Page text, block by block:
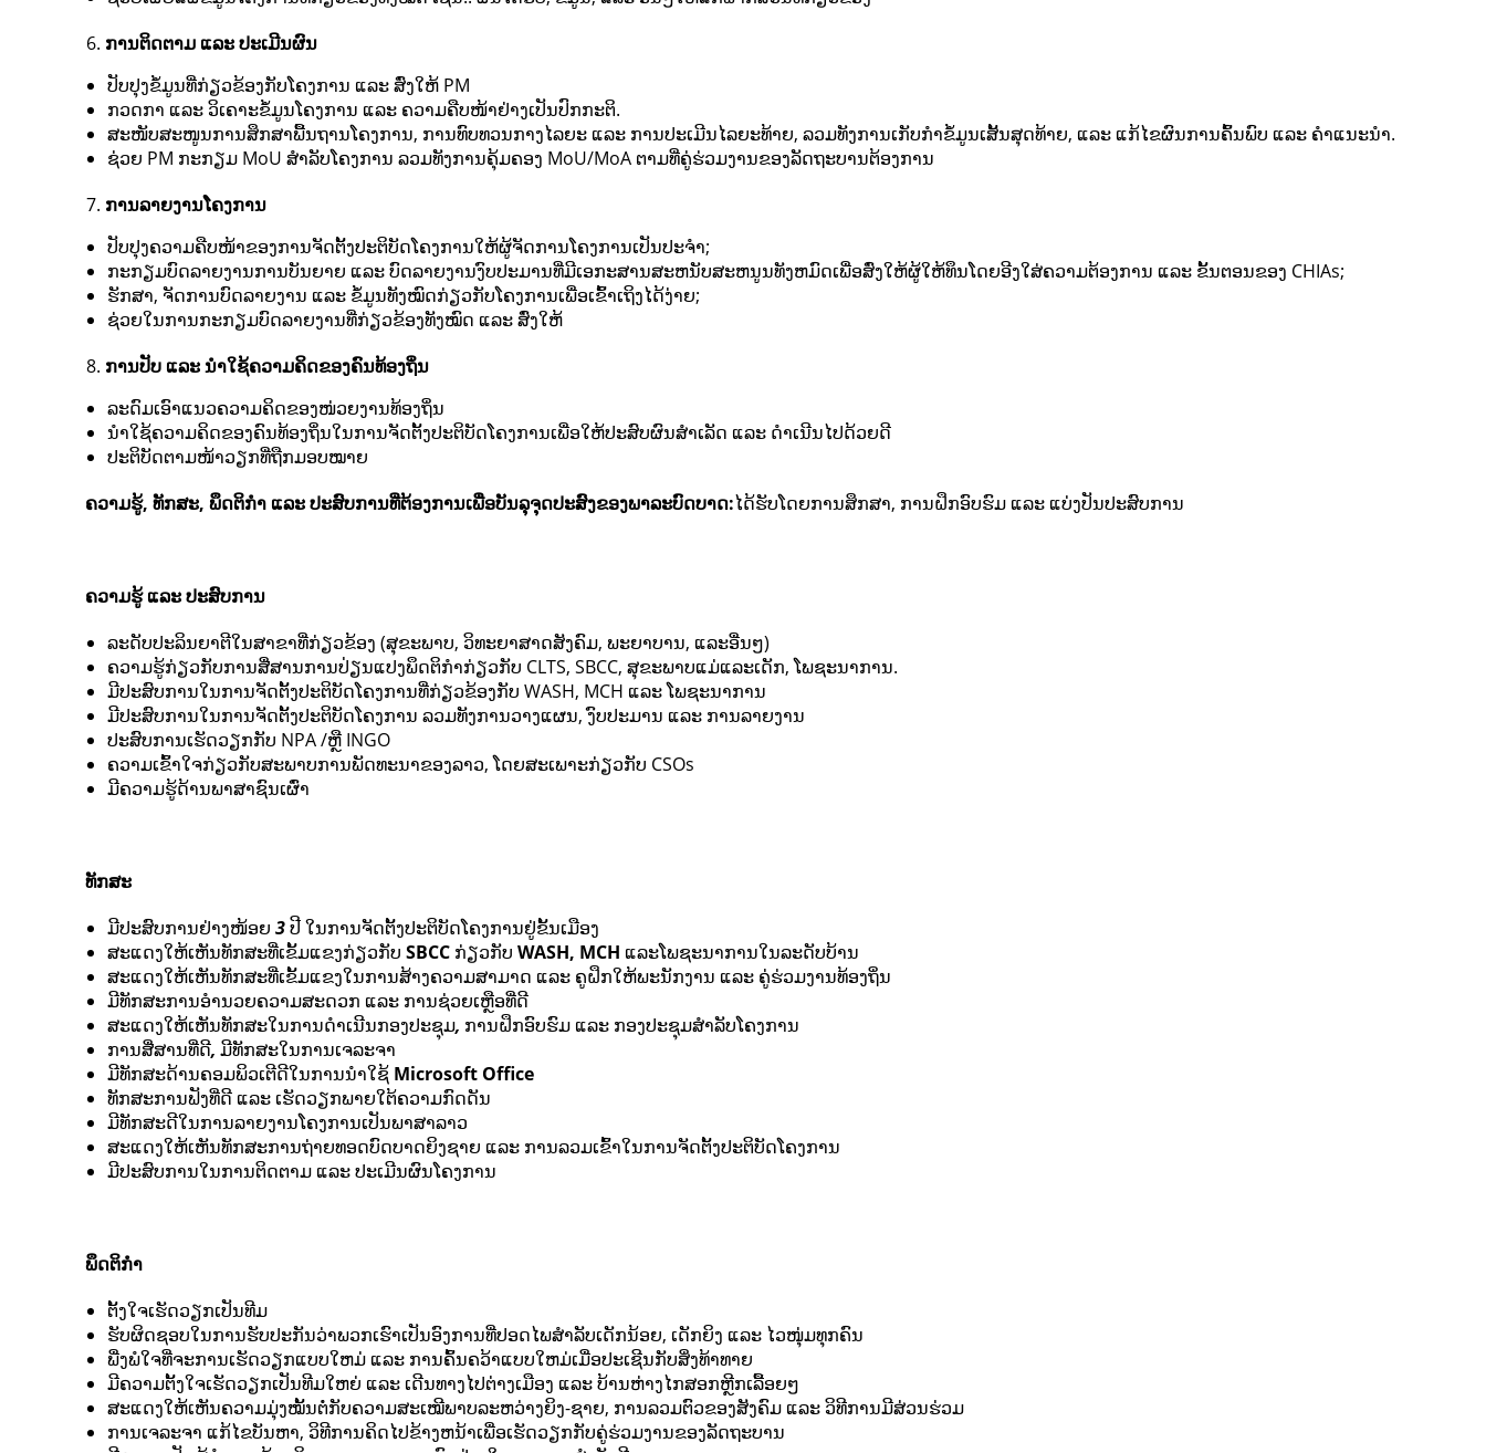
ການຕິດຕາມ ແລະ ປະເມີນຜົນ
ປັບປຸງຂໍ້ມູນທີ່ກ່ຽວຂ້ອງກັບໂຄງການ ແລະ ສົ່ງໃຫ້ PM
ກວດກາ ແລະ ວິເຄາະຂໍ້ມູນໂຄງການ ແລະ ຄວາມຄືບໜ້າຢ່າງເປັນປົກກະຕິ.
ສະໜັບສະໜູນການສຶກສາພື້ນຖານໂຄງການ, ການທົບທວນກາງໄລຍະ ແລະ ການປະເມີນໄລຍະທ້າຍ, ລວມທັງການເກັບກຳຂໍ້ມູນເສັ້ນສຸດທ້າຍ, ແລະ ແກ້ໄຂຜົນການຄົ້ນພົບ ແລະ ຄຳແນະນຳ.
ຊ່ວຍ PM ກະກຽມ MoU ສໍາລັບໂຄງການ ລວມທັງການຄຸ້ມຄອງ MoU/MoA ຕາມທີ່ຄູ່ຮ່ວມງານຂອງລັດຖະບານຕ້ອງການ
ການລາຍງານໂຄງການ
ປັບປຸງຄວາມຄືບໜ້າຂອງການຈັດຕັ້ງປະຕິບັດໂຄງການໃຫ້ຜູ້ຈັດການໂຄງການເປັນປະຈຳ;
ກະກຽມບົດລາຍງານການບັນຍາຍ ແລະ ບົດລາຍງານງົບປະມານທີ່ມີເອກະສານສະຫນັບສະຫນູນທັງຫມົດເພື່ອສົ່ງໃຫ້ຜູ້ໃຫ້ທຶນໂດຍອີງໃສ່ຄວາມຕ້ອງການ ແລະ ຂັ້ນຕອນຂອງ CHIAs;
ຮັກສາ, ຈັດການບົດລາຍງານ ແລະ ຂໍ້ມູນທັງໝົດກ່ຽວກັບໂຄງການເພື່ອເຂົ້າເຖິງໄດ້ງ່າຍ;
ຊ່ວຍໃນການກະກຽມບົດລາຍງານທີ່ກ່ຽວຂ້ອງທັງໝົດ ແລະ ສົ່ງໃຫ້
ການປັບ ແລະ ນຳໃຊ້ຄວາມຄິດຂອງຄົນທ້ອງຖິ່ນ
ລະດົມເອົາແນວຄວາມຄິດຂອງໜ່ວຍງານທ້ອງຖິ່ນ
ນຳໃຊ້ຄວາມຄິດຂອງຄົນທ້ອງຖິ່ນໃນການຈັດຕັ້ງປະຕິບັດໂຄງການເພື່ອໃຫ້ປະສົບຜົນສຳເລັດ ແລະ ດຳເນີນໄປດ້ວຍດີ
ປະຕິບັດຕາມໜ້າວຽກທີ່ຖືກມອບໝາຍ
ຄວາມຮູ້, ທັກສະ, ພຶດຕິກໍາ ແລະ ປະສົບການທີ່ຕ້ອງການເພື່ອບັນລຸຈຸດປະສົງຂອງພາລະບົດບາດ:ໄດ້​ຮັບ​ໂດຍ​ການ​ສຶກ​ສາ​, ການ​ຝຶກ​ອົບ​ຮົມ​ ແລະ​ ແບ່ງປັນປະ​ສົບ​ການ
ຄວາມຮູ້ ແລະ ປະສົບການ
ລະດັບປະລິນຍາຕີໃນສາຂາທີ່ກ່ຽວຂ້ອງ (ສຸຂະພາບ, ວິທະຍາສາດສັງຄົມ, ພະຍາບານ, ແລະອື່ນໆ)
ຄວາມຮູ້ກ່ຽວກັບການສື່ສານການປ່ຽນແປງພຶດຕິກໍາກ່ຽວກັບ CLTS, SBCC, ສຸຂະພາບແມ່ແລະເດັກ, ໂພຊະນາການ.
ມີປະສົບການໃນການຈັດຕັ້ງປະຕິບັດໂຄງການທີ່ກ່ຽວຂ້ອງກັບ WASH, MCH ແລະ ໂພຊະນາການ
ມີປະສົບການໃນການຈັດຕັ້ງປະຕິບັດໂຄງການ ລວມທັງການວາງແຜນ, ງົບປະມານ ແລະ ການລາຍງານ
ປະສົບການເຮັດວຽກກັບ NPA /ຫຼື INGO
ຄວາມເຂົ້າໃຈກ່ຽວກັບສະພາບການພັດທະນາຂອງລາວ, ໂດຍສະເພາະກ່ຽວກັບ CSOs
ມີຄວາມຮູ້ດ້ານພາສາຊົນເຜົ່າ
ທັກສະ
ມີປະສົບການຢ່າງໜ້ອຍ 3ປີ ໃນການຈັດຕັ້ງປະຕິບັດໂຄງການຢູ່ຂັ້ນເມືອງ
ສະແດງໃຫ້ເຫັນທັກສະທີ່ເຂັ້ມແຂງກ່ຽວກັບ SBCC ກ່ຽວກັບ WASH, MCH ແລະໂພຊະນາການໃນລະດັບບ້ານ
ສະແດງໃຫ້ເຫັນທັກສະທີ່ເຂັ້ມແຂງໃນການສ້າງຄວາມສາມາດ ແລະ ຄູຝຶກໃຫ້ພະນັກງານ ແລະ ຄູ່ຮ່ວມງານທ້ອງຖິ່ນ
ມີທັກສະການອໍານວຍຄວາມສະດວກ ແລະ ການຊ່ວຍເຫຼືອທີ່ດີ
ສະແດງໃຫ້ເຫັນທັກສະໃນການດໍາເນີນກອງປະຊຸມ, ການຝຶກອົບຮົມ ແລະ ກອງປະຊຸມສໍາລັບໂຄງການ
ການສື່ສານທີ່ດີ, ມີທັກສະໃນການເຈລະຈາ
ມີທັກສະດ້ານຄອມພິວເຕີດີໃນການນຳໃຊ້ Microsoft Office
ທັກສະການຟັງທີ່ດີ ແລະ ເຮັດວຽກພາຍໃຕ້ຄວາມກົດດັນ
ມີທັກສະດີໃນການລາຍງານໂຄງການເປັນພາສາລາວ
ສະແດງໃຫ້ເຫັນທັກສະການຖ່າຍທອດບົດບາດຍິງຊາຍ ແລະ ການລວມເຂົ້າໃນການຈັດຕັ້ງປະຕິບັດໂຄງການ
ມີປະສົບການໃນການຕິດຕາມ ແລະ ປະເມີນຜົນໂຄງການ
ພຶດຕິກຳ
ຕັ້ງໃຈເຮັດວຽກເປັນທີມ
ຮັບຜິດຊອບໃນການຮັບປະກັນວ່າພວກເຮົາເປັນອົງການທີ່ປອດໄພສຳລັບເດັກນ້ອຍ, ເດັກຍິງ ແລະ ໄວໜຸ່ມທຸກຄົນ
ພື່ງພໍໃຈທີ່ຈະການເຮັດວຽກແບບໃຫມ່ ແລະ ການຄົ້ນຄວ້າແບບໃຫມ່ເມື່ອປະເຊີນກັບສິ່ງທ້າທາຍ
ມີຄວາມຕັ້ງໃຈເຮັດວຽກເປັນທີມໃຫຍ່ ແລະ ເດີນທາງໄປຕ່າງເມືອງ ແລະ ບ້ານຫ່າງໄກສອກຫຼີກເລື້ອຍໆ
ສະແດງໃຫ້ເຫັນຄວາມມຸ່ງໝັ້ນຕໍ່ກັບຄວາມສະເໝີພາບລະຫວ່າງຍິງ-ຊາຍ, ການລວມຕົວຂອງສັງຄົມ ແລະ ວິທີການມີສ່ວນຮ່ວມ
ການເຈລະຈາ ແກ້ໄຂບັນຫາ, ວິທີການຄິດໄປຂ້າງຫນ້າເພື່ອເຮັດວຽກກັບຄູ່ຮ່ວມງານຂອງລັດຖະບານ